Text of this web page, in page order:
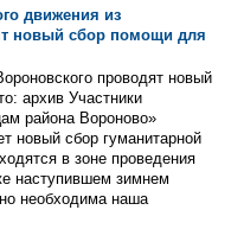
движения из
новый сбор помощи для
проводят новый
архив Участники
района Вороново»
новый сбор гуманитарной
в зоне проведения
наступившем зимнем
необходима наша